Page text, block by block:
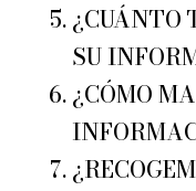
¿CUÁNTO
SU
¿CÓMO